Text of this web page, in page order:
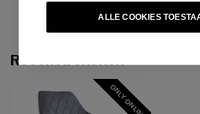
ALLE COOKIES
Recent bekeken
ONLY ONLINE